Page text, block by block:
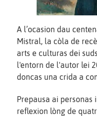
A l’ocasion dau
Mistral, la còla de
arts e culturas dei
l'entorn de l'autor lei
doncas una crida a
Prepausa ai personas
reflexion lòng de